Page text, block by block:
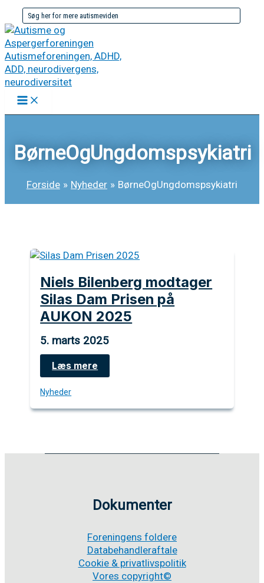
til
indholdet
Søg
efter:
BørneOgUngdomspsykiatri
Forside Nyheder BørneOgUngdomspsykiatri
Niels Bilenberg modtager
Silas Dam Prisen på
AUKON 2025
5. marts 2025
Niels
Bilenberg
modtager
Silas
Dam
2025
Læs mere
Nyheder
Dokumenter
Foreningens foldere
Databehandleraftale
Cookie & privatlivspolitik
Vores copyright©